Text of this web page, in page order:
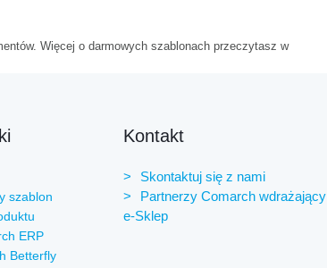
Więcej o darmowych szablonach przeczytasz w
szablon
ERP
Betterfly
Kontakt
Skontaktuj się z nami
Partnerzy Comarch wdrażający
e-Sklep